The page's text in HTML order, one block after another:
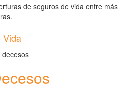
de seguros de vida entre más
Vida